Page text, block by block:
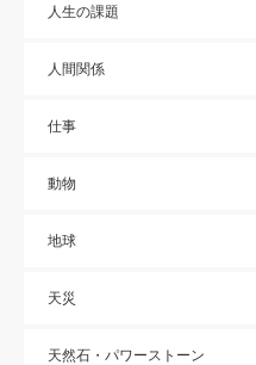
人生の課題
人間関係
仕事
動物
地球
天災
天然石・パワーストーン